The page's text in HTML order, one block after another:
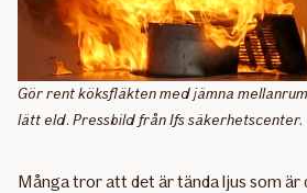
Gör rent köksfläkten med jämna
lätt eld. Pressbild från Ifs säkerhetscenter.
Många tror att det är tända ljus som är